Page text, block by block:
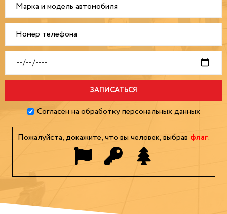
Согласен на обработку персональных данных
Пожалуйста, докажите, что вы человек, выбрав флаг.